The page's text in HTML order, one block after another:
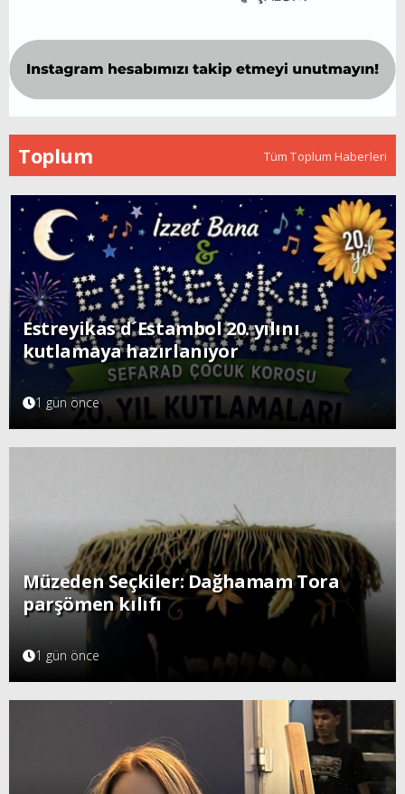
Toplum Tüm Toplum Haberleri
Estreyikas d´Estambol 20. yılını
kutlamaya hazırlanıyor
1 gün önce
Müzeden Seçkiler: Dağhamam Tora
parşömen kılıfı
1 gün önce